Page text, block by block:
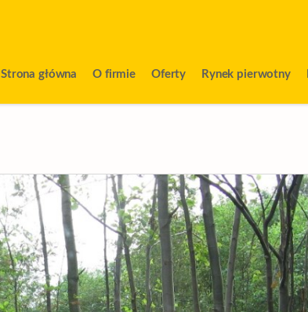
Strona główna O firmie Oferty Rynek pierwotny